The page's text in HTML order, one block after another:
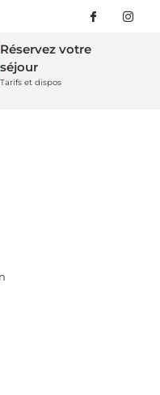
Réservez votre
séjour
Tarifs et dispos